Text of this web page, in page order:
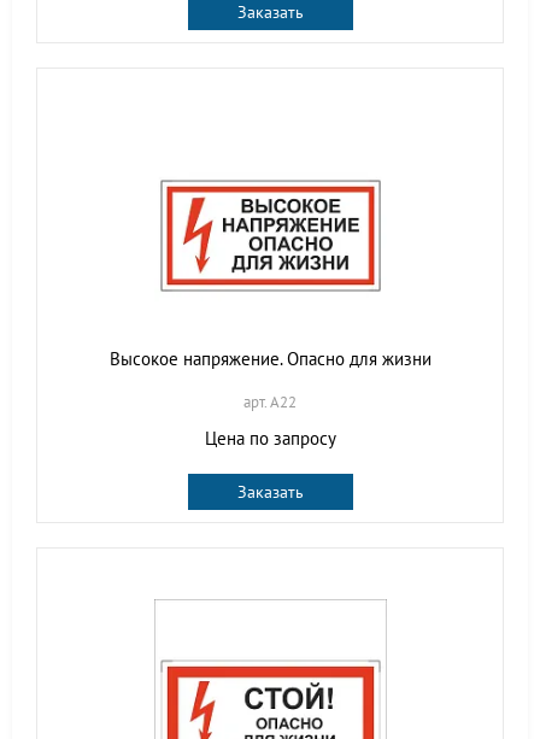
Заказать
Высокое напряжение. Опасно для жизни
арт. A22
Цена по запросу
Заказать